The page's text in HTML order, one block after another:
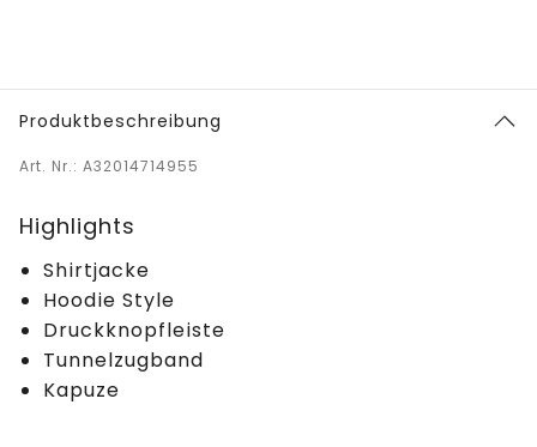
Produktbeschreibung
Art. Nr.: A32014714955
Highlights
Shirtjacke
Hoodie Style
Druckknopfleiste
Tunnelzugband
Kapuze